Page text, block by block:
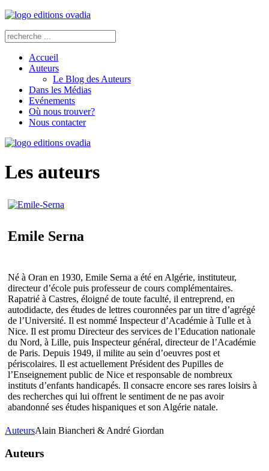
Accueil
Auteurs
Le Blog des Auteurs
Dans les Médias
Evénements
Où nous trouver?
Nous contacter
Les auteurs
Emile Serna
Né à Oran en 1930, Emile Serna a été en Algérie, instituteur,
directeur d’école puis professeur de cours complémentaires.
Rapatrié à Castres, éloigné de toute faculté, il entreprend, en
autodidacte, des études de lettres couronnées par un titre d’agrégé
de l’Université. Il est nommé Inspecteur d’Académie à Tulle et à
Nice. Il est promu Directeur des services de l’Education nationale
du Nord, à Lille, puis Inspecteur général, directeur de l’Académie
de Paris. Depuis 1949, il milite au sein d’oeuvres post et
périscolaires. Il est actuellement Président des Pupilles de
l’Enseignement public de Nice et responsable de nombreux
instituts d’enfants handicapés. Il consacre encore ses rares loisirs à
des recherches qui lui offrent le sentiment de ne pas avoir
abandonné ses études hispaniques et son Algérie natale.
AuteursAlain Biancheri & André Giordan
Auteurs